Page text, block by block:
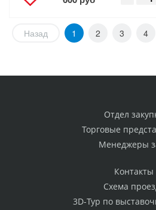
Назад 1 2 3 4
Отдел
Торговые
Менеджеры
Контакты
Схема
3D-Тур по